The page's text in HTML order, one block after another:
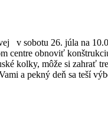
v sobotu 26. júla na
centre obnoviť
kolky, môže si zahrať
a pekný deň sa teší